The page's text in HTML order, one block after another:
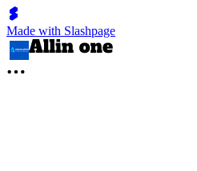
Made with Slashpage